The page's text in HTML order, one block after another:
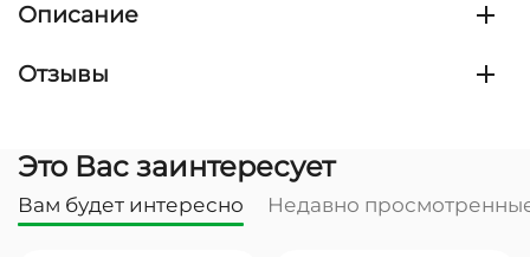
Описание
Отзывы
Это Вас заинтересует
Вам будет интересно Недавно